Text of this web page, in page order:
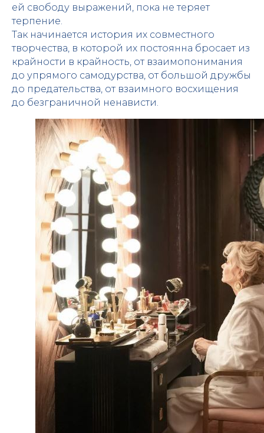
ей свободу выражений, пока не теряет
терпение.
Так начинается история их совместного
творчества, в которой их постоянна бросает из
крайности в крайность, от взаимопонимания
до упрямого самодурства, от большой дружбы
до предательства, от взаимного восхищения
до безграничной ненависти.